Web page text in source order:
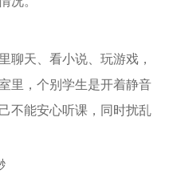
聊天、看小说、玩游戏，
里，个别学生是开着静音
不能安心听课，同时扰乱